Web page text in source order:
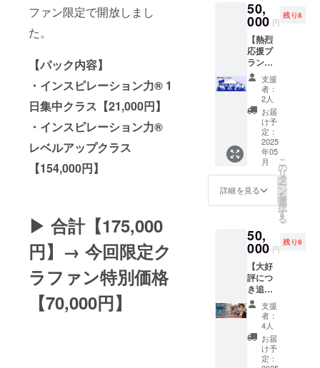
ファン限定で開放しまし
た。
【パック内容】
・インスピレーション力® 1
日集中クラス【21,000円】
・インスピレーション力®
レベルアップクラス
【154,000円】
▶︎ 合計【175,000
円】→ 今回限定ク
ラファン特別価格
【70,000円】
プ巡
り・お
茶会の
日程や
場所は
個別に
調整い
たしま
す。 ※
交通
費・飲
食代等
の諸費
用はご
いただ
きま
内恭隆
との特
別なひ
ととき
を楽し
みなが
ら、新
たなイ
ンテリ
アの世
界を発
見しま
プツ
アー
（約半
日） ・
堀内恭
隆との
お茶会
（イン
テリア
やライ
フスタ
イルに
ついて
自由に
交流）
恭隆の
書籍10
プ巡
り・お
茶会の
日程や
場所は
個別に
調整い
たしま
す。 ※
交通
費・飲
食代等
ロパー
トナー
う（堀
内
×Layla
Ω）
【19,80
0円】
・シン
クロ
パート
ナーと
出会う
ツイン
（堀内
×Layla
0円】 ︎
合計通
常価格
【79,20
0円】
【今回
限定価
格】 ︎ク
ラファ
ン特別
価格
【39,60
えば、
副業を
始めた
い、新
しい趣
味を見
つけた
い、転
職した
いな
ど、あ
なたの
願いを
仲間と
ともに
応援し
合いな
怒りや
ストレ
放し、
本当の
願いや
目標を
明確に
する ・
実際に
願いを
叶える
者1万人
を超え
た堀内
恭隆の
YouTub
e撮影現
場に参
加でき
る貴重
な機会
です。
動画制
作の裏
側を間
近で見
学でき
るだけ
後には
堀内さ
んに直
接質問
した
り、交
流する
時間も
設けて
いま
す。 日
程につ
50,
000 円
残り8
【熱烈
応援プ
ラン
（大）
】 イベ
ントに
は参加
が難し
いけれ
ど、堀
内恭隆
を熱烈
に応援
したい
方向け
のプラ
す。 堀
内恭隆
からの
特別な
動画
メッ
セージ
（約5
分）を
お届け
しま
す。 ■
支援
者：
2人
お届
け予
定：
2025
年05
月
詳細を見る
こ
の
リ
タ
ー
ン
を
選
択
す
る
50,
000 円
残り6
【大好
評につ
き追
加！】
【魂と
AIをシ
ンクロ
させる
原稿作
支援
者：
4人
お届
け予
定：